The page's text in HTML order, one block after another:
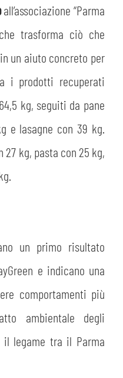
all’associazione “Parma
trasforma ciò che
un aiuto concreto per
i prodotti recuperati
kg, seguiti da pane
e lasagne con 39 kg.
kg, pasta con 25 kg,
un primo risultato
e indicano una
comportamenti più
ambientale degli
legame tra il Parma